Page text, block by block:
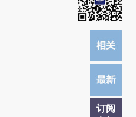
订阅